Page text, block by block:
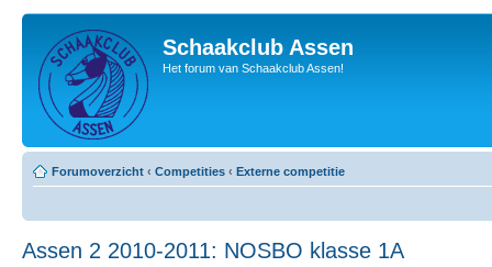
Schaakclub Assen
Het forum van Schaakclub Assen!
Forumoverzicht ‹ Competities ‹ Externe competitie
Assen 2 2010-2011: NOSBO klasse 1A